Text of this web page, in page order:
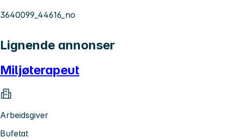
3640099_44616_no
Lignende annonser
Miljøterapeut
Arbeidsgiver
Bufetat